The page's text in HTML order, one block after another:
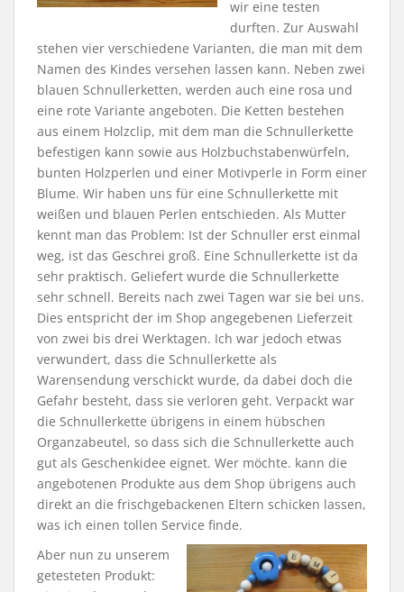
wir eine testen
durften. Zur Auswahl
stehen vier verschiedene Varianten, die man mit dem
Namen des Kindes versehen lassen kann. Neben zwei
blauen Schnullerketten, werden auch eine rosa und
eine rote Variante angeboten. Die Ketten bestehen
aus einem Holzclip, mit dem man die Schnullerkette
befestigen kann sowie aus Holzbuchstabenwürfeln,
bunten Holzperlen und einer Motivperle in Form einer
Blume. Wir haben uns für eine Schnullerkette mit
weißen und blauen Perlen entschieden. Als Mutter
kennt man das Problem: Ist der Schnuller erst einmal
weg, ist das Geschrei groß. Eine Schnullerkette ist da
sehr praktisch. Geliefert wurde die Schnullerkette
sehr schnell. Bereits nach zwei Tagen war sie bei uns.
Dies entspricht der im Shop angegebenen Lieferzeit
von zwei bis drei Werktagen. Ich war jedoch etwas
verwundert, dass die Schnullerkette als
Warensendung verschickt wurde, da dabei doch die
Gefahr besteht, dass sie verloren geht. Verpackt war
die Schnullerkette übrigens in einem hübschen
Organzabeutel, so dass sich die Schnullerkette auch
gut als Geschenkidee eignet. Wer möchte. kann die
angebotenen Produkte aus dem Shop übrigens auch
direkt an die frischgebackenen Eltern schicken lassen,
was ich einen tollen Service finde.
Aber nun zu unserem
getesteten Produkt: